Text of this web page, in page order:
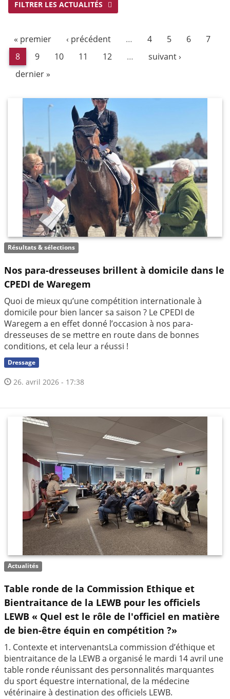
FILTRER LES ACTUALITÉS
« premier ‹ précédent … 4 5 6
7
8
9 10 11 12 …
suivant ›
dernier »
Résultats & sélections
Nos para-dresseuses brillent à domicile dans le
CPEDI de Waregem
Quoi de mieux qu’une compétition internationale à
domicile pour bien lancer sa saison ? Le CPEDI de
Waregem a en effet donné l’occasion à nos para-
dresseuses de se mettre en route dans de bonnes
conditions, et cela leur a réussi !
Dressage
26. avril 2026 - 17:38
Actualités
Table ronde de la Commission Ethique et
Bientraitance de la LEWB pour les officiels
LEWB « Quel est le rôle de l'officiel en matière
de bien-être équin en compétition ?»
1. Contexte et intervenantsLa commission d’éthique et
bientraitance de la LEWB a organisé le mardi 14 avril une
table ronde réunissant des personnalités marquantes
du sport équestre international, de la médecine
vétérinaire à destination des officiels LEWB.